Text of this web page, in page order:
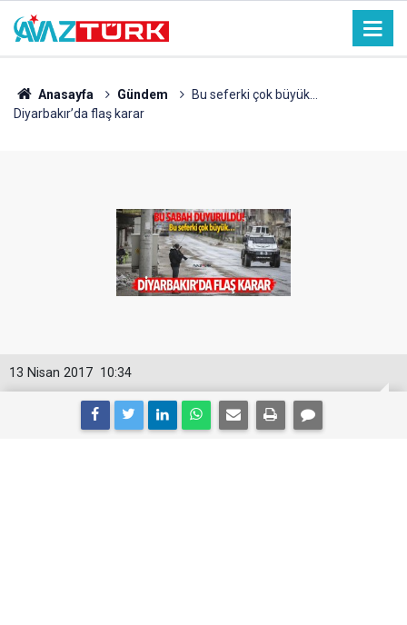
Anasayfa Gündem
Bu seferki çok büyük…
Diyarbakır’da flaş karar
10:34
13 Nisan 2017